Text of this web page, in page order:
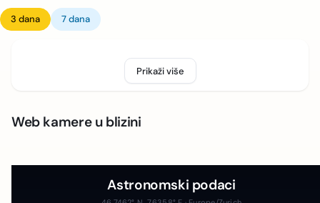
3 dana 7 dana
Prikaži više
Web kamere u blizini
Astronomski podaci